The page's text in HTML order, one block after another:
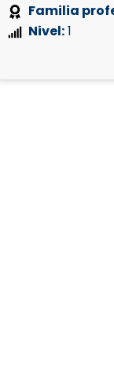
Familia
Nivel:1